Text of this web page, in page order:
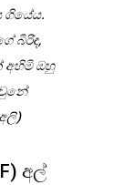
ගියේය.
බිරිඳ,
අහිමි ඔහු
අල්